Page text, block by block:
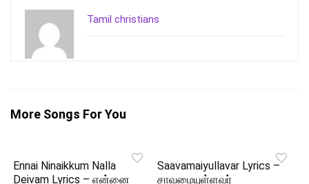
Tamil christians
More Songs For You
Ennai Ninaikkum Nalla
Deivam Lyrics – என்னை
Saavamaiyullavar Lyrics –
சாவமையுள்ளவர்